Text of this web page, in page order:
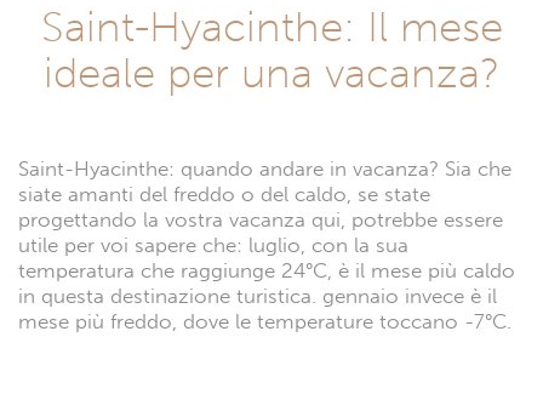
Saint-Hyacinthe: Il mese
ideale per una vacanza?
Saint-Hyacinthe: quando andare in vacanza? Sia che
siate amanti del freddo o del caldo, se state
progettando la vostra vacanza qui, potrebbe essere
utile per voi sapere che: luglio, con la sua
temperatura che raggiunge 24°C, è il mese più caldo
in questa destinazione turistica. gennaio invece è il
mese più freddo, dove le temperature toccano -7°C.